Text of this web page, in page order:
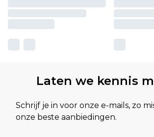
Laten we kennis
Schrijf je in voor onze e-mails, zo
onze beste aanbiedingen.